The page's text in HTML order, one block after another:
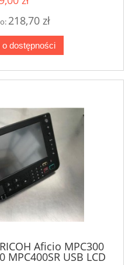
218,70 zł
o dostępności
Aficio MPC300
MPC400SR USB LCD